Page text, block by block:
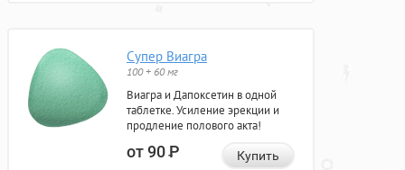
Супер Виагра
100 + 60 мг
Виагра и Дапоксетин в одной
таблетке. Усиление эрекции и
продление полового акта!
от 90Р Купить